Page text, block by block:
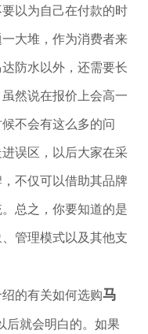
以为自己在付款的时
大堆，作为消费者来
防水以外，还需要长
然说在报价上会高一
不会有这么多的问
误区，以后大家在采
不仅可以借助其品牌
总之，你要知道的是
管理模式以及其他支
的有关如何选购马
后就会明白的。如果